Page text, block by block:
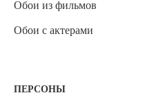
Обои из фильмов
Обои с актерами
ПЕРСОНЫ